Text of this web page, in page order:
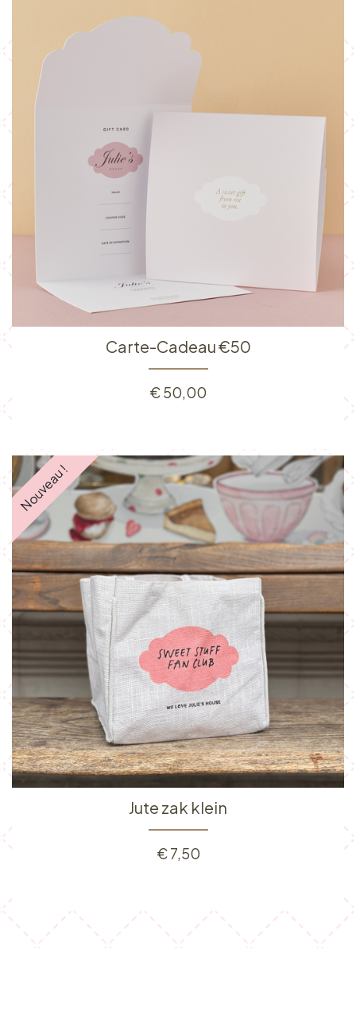
Carte-Cadeau €50
€50,00
Nouveau !
Jute zak klein
€7,50